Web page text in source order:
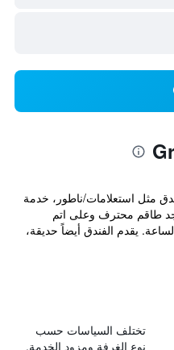
مثل استعلامات/ناطور، خدمة
طاقم محترف وعلى اتم
يقدم الفندق أيضاً حديقة،
تختلف السياسات حسب
نوع الغرفة ومزود الخدمة.